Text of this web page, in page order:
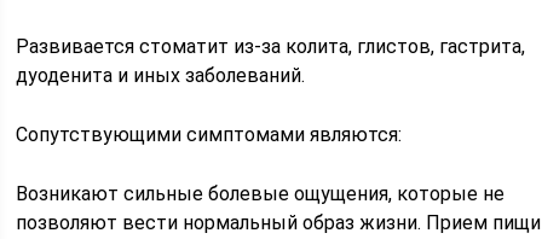
Развивается стоматит из-за колита, глистов, гастрита,
дуоденита и иных заболеваний.
Сопутствующими симптомами являются:
Возникают сильные болевые ощущения, которые не
позволяют вести нормальный образ жизни. Прием